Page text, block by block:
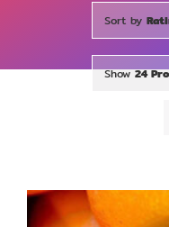
Sort by
Show24